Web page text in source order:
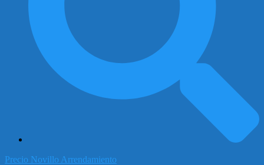
Precio Novillo Arrendamiento